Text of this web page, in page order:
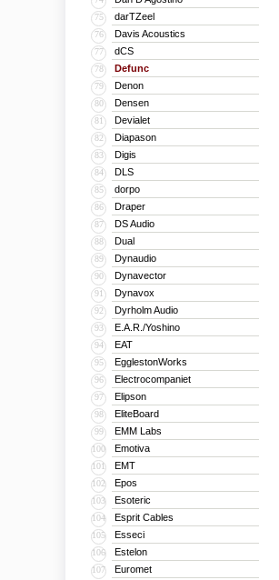
75 darTZeel
76 Davis Acoustics
77 dCS
78 Defunc
79 Denon
80 Densen
81 Devialet
82 Diapason
83 Digis
84 DLS
85 dorpo
86 Draper
87 DS Audio
88 Dual
89 Dynaudio
90 Dynavector
91 Dynavox
92 Dyrholm Audio
93 E.A.R./Yoshino
94 EAT
95 EgglestonWorks
96 Electrocompaniet
97 Elipson
98 EliteBoard
99 EMM Labs
100 Emotiva
101 EMT
102 Epos
103 Esoteric
104 Esprit Cables
105 Esseci
106 Estelon
107 Euromet